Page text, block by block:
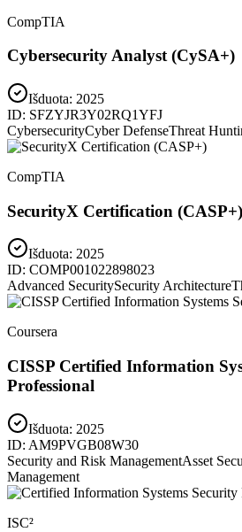
CompTIA
Cybersecurity Analyst (CySA+)
Išduota: 2025
ID: SFZYJR3Y02RQ1YFJ
CybersecurityCyber DefenseThreat
CompTIA
SecurityX Certification (CASP+)
Išduota: 2025
ID: COMP001022898023
Advanced SecuritySecurity Architecture
Coursera
CISSP Certified Information
Professional
Išduota: 2025
ID: AM9PVGB08W30
Security and Risk ManagementAsset
Management
ISC²